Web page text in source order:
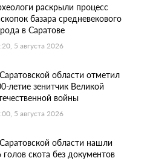
раскрыли процесс
базара средневекового
в Саратове
5 августа 2026
области отметил
летие зенитчик Великой
войны
5 августа 2026
области нашли
голов скота без документов